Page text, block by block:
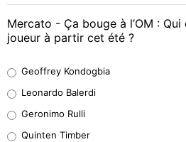
Mercato - Ça bouge à l’OM :
joueur à partir cet été ?
38%
32%
Geoffrey Kondogbia
Leonardo Balerdi
Geronimo Rulli
Quinten Timber